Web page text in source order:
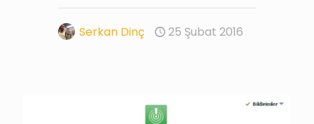
Serkan Dinç 25 Şubat 2016